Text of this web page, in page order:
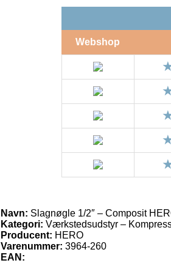
Webshop
Navn: Slagnøgle 1/2″ – Composit
Kategori: Værkstedsudstyr –
Producent: HERO
Varenummer: 3964-260
EAN: